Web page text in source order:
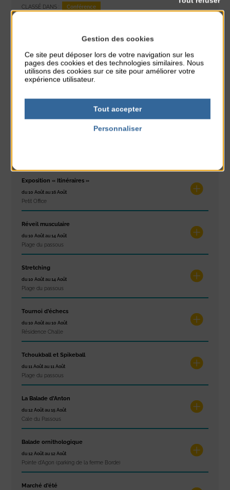
CLASSÉ DANS : Conférence
À noter aussi
Exposition « Itinéraires »
du 10 Août au 16 Août
Petit Office
Réveil musculaire
du 10 Août au 14 Août
Plage du passous
Stretching
du 10 Août au 14 Août
Plage du passous
Tournoi d’échecs
du 10 Août au 10 Août
Résidence Challe
Tchoukball et Spikeball
du 11 Août au 11 Août
Plage du passous
La Balade d’Anton
du 12 Août au 15 Août
Cale du Passous
Balade ornithologique
du 12 Août au 12 Août
Pointe d'Agon (parking de la ferme Borde)
Marché d’été
Gestion des cookies
Ce site peut déposer lors de votre navigation sur les
pages des cookies et des technologies similaires. Nous
utilisons des cookies sur ce site pour améliorer votre
expérience utilisateur.
Tout accepter
Personnaliser